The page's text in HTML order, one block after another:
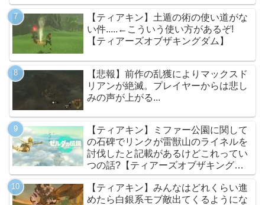
【ティアキン】土遁の術の使い道がな
い件.....←こういう使い方があるぞ!
【ティアーズオブザキングダム】
【悲報】前作の乱獲によりマックスド
リアンが絶滅。プレイヤーからは悲し
みの声が上がる...
【ティアキン】ミファー公園に関して
の石碑でリンクが雷獣山のライネルを
討伐したと記載があるけどこれってい
つの話?【ティアーズオブザキングダ
ム】
【ティアキン】みんなはどれくらい進
めたら白銀系モブ敵出てくるようにな